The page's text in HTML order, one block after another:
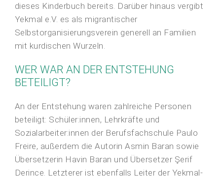
dieses Kinderbuch bereits. Darüber hinaus vergibt
Yekmal e.V. es als migrantischer
Selbstorganisierungsverein generell an Familien
mit kurdischen Wurzeln.
WER WAR AN DER ENTSTEHUNG
BETEILIGT?
An der Entstehung waren zahlreiche Personen
beteiligt: Schüler:innen, Lehrkräfte und
Sozialarbeiter:innen der Berufsfachschule Paulo
Freire, außerdem die Autorin Asmin Baran sowie
Übersetzerin Havin Baran und Übersetzer Şerif
Derince. Letzterer ist ebenfalls Leiter der Yekmal-